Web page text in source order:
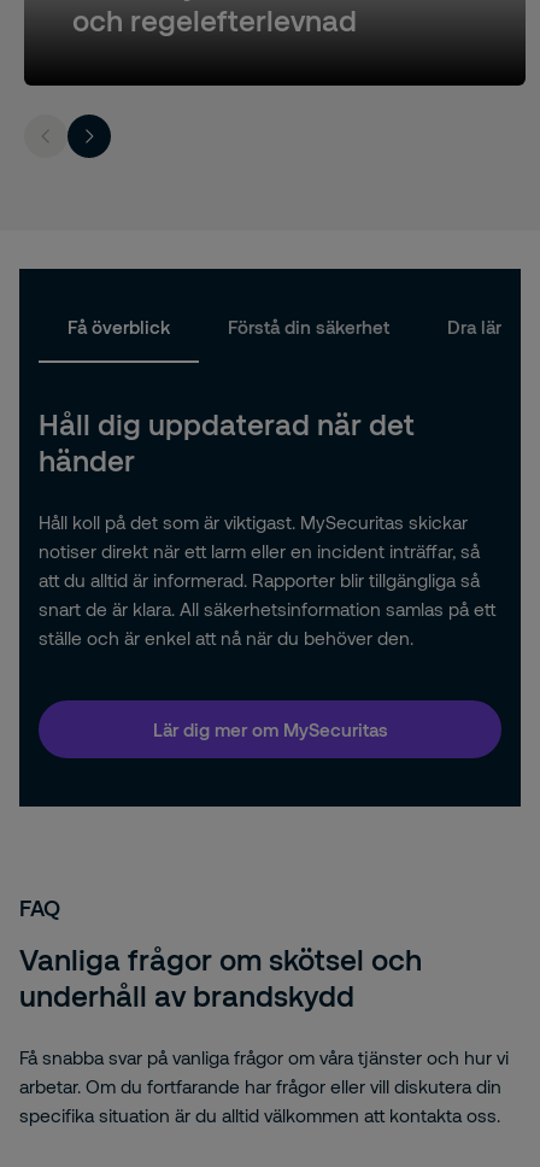
och regelefterlevnad
Få överblick Förstå din säkerhet Dra
Håll dig uppdaterad när det
händer
Håll koll på det som är viktigast. MySecuritas skickar
notiser direkt när ett larm eller en incident inträffar, så
att du alltid är informerad. Rapporter blir tillgängliga så
snart de är klara. All säkerhetsinformation samlas på ett
ställe och är enkel att nå när du behöver den.
Lär dig mer om MySecuritas
FAQ
Vanliga frågor om skötsel och
underhåll av brandskydd
Få snabba svar på vanliga frågor om våra tjänster och hur vi
arbetar. Om du fortfarande har frågor eller vill diskutera din
specifika situation är du alltid välkommen att kontakta oss.